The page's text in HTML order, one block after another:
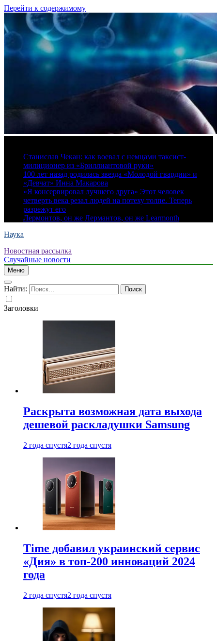
Перейти к содержимому
Станислав Чекан: как воевал с немцами таксист-
милиционер из «Бриллиантовой руки»
100 лет назад родилась звезда «Молодой гвардии» и
«Девчат» Инна Макарова
«Я консервировал лучшего друга» Этот человек
четверть века резал людей на потеху толпе. Теперь
разрежут его
Лермонтов, он же Лермантов, он же Learmonth
Наука
Новостная рассылка
Случайные новости
Меню
Найти:
Заголовки
Раскрыта возможная дата выхода
дешевой раскладушки Samsung
2 года спустя2 года спустя
Time добавил украинский сервис
«Дия» в топ-200 инноваций 2024
года
2 года спустя2 года спустя